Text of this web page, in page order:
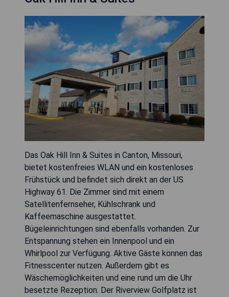
Das Oak Hill Inn & Suites in Canton, Missouri,
bietet kostenfreies WLAN und ein kostenloses
Frühstück und befindet sich direkt an der US
Highway 61. Die Zimmer sind mit einem
Satellitenfernseher, Kühlschrank und
Kaffeemaschine ausgestattet.
Bügeleinrichtungen sind ebenfalls vorhanden. Zur
Entspannung stehen ein Innenpool und ein
Whirlpool zur Verfügung. Aktive Gäste können das
Fitnesscenter nutzen. Außerdem gibt es
Wäschemöglichkeiten und eine rund um die Uhr
besetzte Rezeption. Der Riverview Golfplatz ist